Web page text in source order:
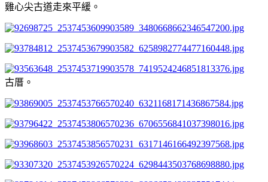
雞心尖古道走來平緩。
古厝。